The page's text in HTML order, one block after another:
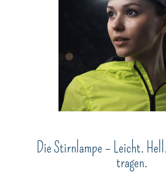
Die Stirnlampe – Leicht.
tragen.